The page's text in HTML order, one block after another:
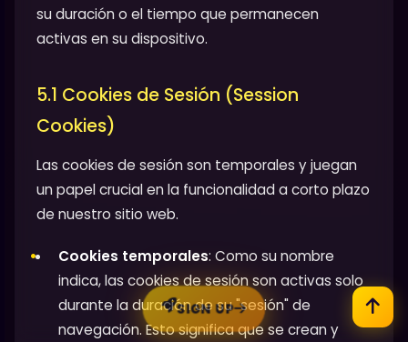
su duración o el tiempo que permanecen
activas en su dispositivo.
5.1 Cookies de Sesión (Session
Cookies)
Las cookies de sesión son temporales y juegan
un papel crucial en la funcionalidad a corto plazo
de nuestro sitio web.
Cookies temporales: Como su nombre
indica, las cookies de sesión son activas solo
durante la duración de su "sesión" de
navegación. Esto significa que se crean y
SIGN UP